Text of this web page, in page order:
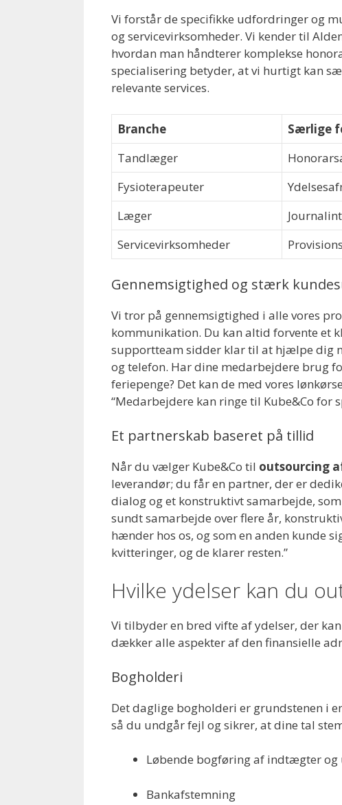
Vi forstår de specifikke udfordringer og
og servicevirksomheder. Vi kender til
hvordan man håndterer komplekse
specialisering betyder, at vi hurtigt kan
relevante services.
Branche
Særlige
Tandlæger
Fysioterapeuter
Læger
Servicevirksomheder
Gennemsigtighed og stærk
Vi tror på gennemsigtighed i alle vores
kommunikation. Du kan altid forvente et
supportteam sidder klar til at hjælpe dig
og telefon. Har dine medarbejdere brug
feriepenge? Det kan de med vores
“Medarbejdere kan ringe til Kube&Co for
Et partnerskab baseret på tillid
Når du vælger Kube&Co til outsourcing
leverandør; du får en partner, der er
dialog og et konstruktivt samarbejde,
sundt samarbejde over flere år,
hænder hos os, og som en anden kunde
kvitteringer, og de klarer resten.”
Hvilke ydelser kan du
Vi tilbyder en bred vifte af ydelser, der
dækker alle aspekter af den finansielle
Bogholderi
Det daglige bogholderi er grundstenen i
så du undgår fejl og sikrer, at dine tal
Løbende bogføring af indtægter
Bankafstemning